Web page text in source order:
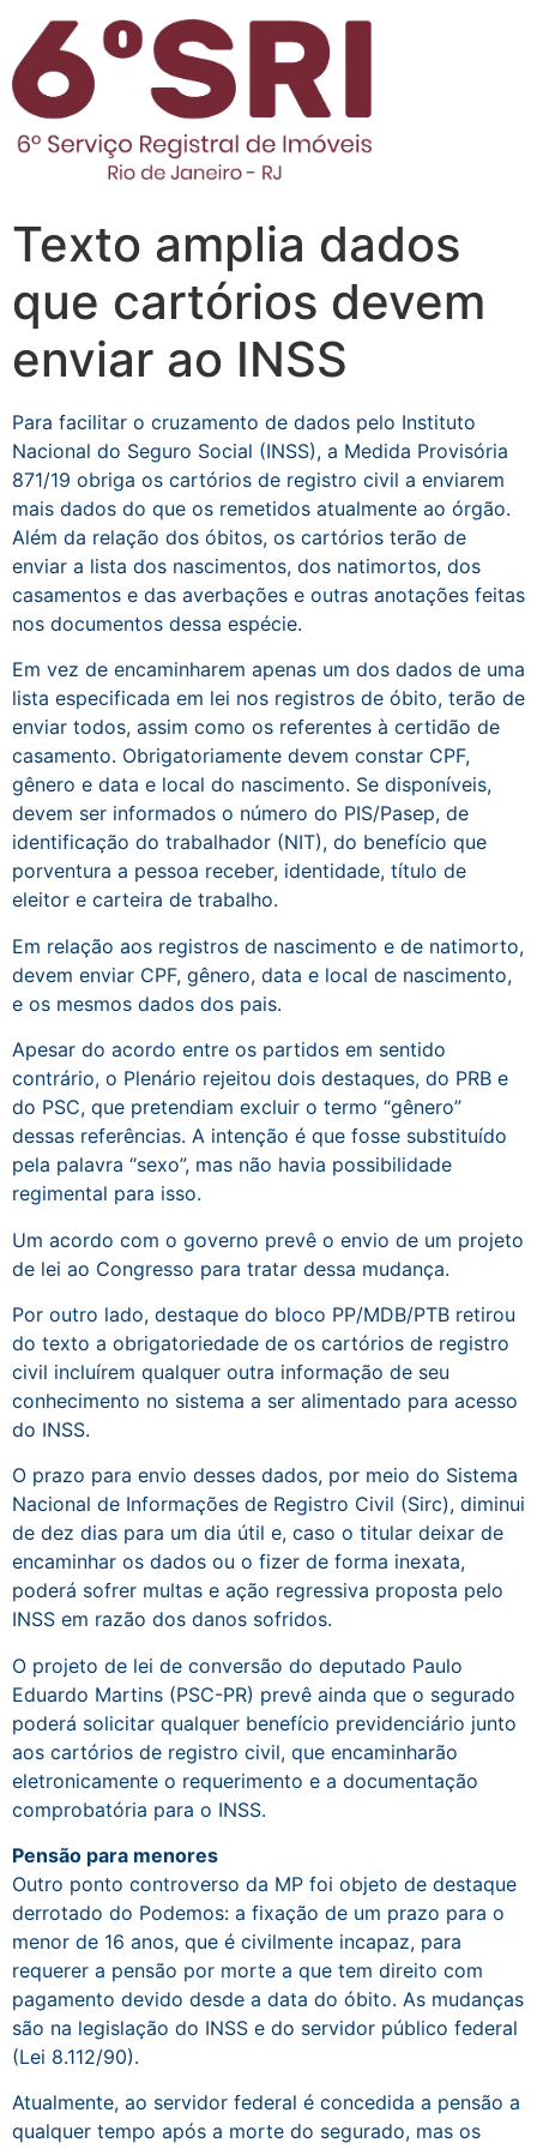
Texto amplia dados
que cartórios devem
enviar ao INSS
Para facilitar o cruzamento de dados pelo Instituto
Nacional do Seguro Social (INSS), a Medida Provisória
871/19 obriga os cartórios de registro civil a enviarem
mais dados do que os remetidos atualmente ao órgão.
Além da relação dos óbitos, os cartórios terão de
enviar a lista dos nascimentos, dos natimortos, dos
casamentos e das averbações e outras anotações feitas
nos documentos dessa espécie.
Em vez de encaminharem apenas um dos dados de uma
lista especificada em lei nos registros de óbito, terão de
enviar todos, assim como os referentes à certidão de
casamento. Obrigatoriamente devem constar CPF,
gênero e data e local do nascimento. Se disponíveis,
devem ser informados o número do PIS/Pasep, de
identificação do trabalhador (NIT), do benefício que
porventura a pessoa receber, identidade, título de
eleitor e carteira de trabalho.
Em relação aos registros de nascimento e de natimorto,
devem enviar CPF, gênero, data e local de nascimento,
e os mesmos dados dos pais.
Apesar do acordo entre os partidos em sentido
contrário, o Plenário rejeitou dois destaques, do PRB e
do PSC, que pretendiam excluir o termo “gênero”
dessas referências. A intenção é que fosse substituído
pela palavra “sexo”, mas não havia possibilidade
regimental para isso.
Um acordo com o governo prevê o envio de um projeto
de lei ao Congresso para tratar dessa mudança.
Por outro lado, destaque do bloco PP/MDB/PTB retirou
do texto a obrigatoriedade de os cartórios de registro
civil incluírem qualquer outra informação de seu
conhecimento no sistema a ser alimentado para acesso
do INSS.
O prazo para envio desses dados, por meio do Sistema
Nacional de Informações de Registro Civil (Sirc), diminui
de dez dias para um dia útil e, caso o titular deixar de
encaminhar os dados ou o fizer de forma inexata,
poderá sofrer multas e ação regressiva proposta pelo
INSS em razão dos danos sofridos.
O projeto de lei de conversão do deputado Paulo
Eduardo Martins (PSC-PR) prevê ainda que o segurado
poderá solicitar qualquer benefício previdenciário junto
aos cartórios de registro civil, que encaminharão
eletronicamente o requerimento e a documentação
comprobatória para o INSS.
Pensão para menores
Outro ponto controverso da MP foi objeto de destaque
derrotado do Podemos: a fixação de um prazo para o
menor de 16 anos, que é civilmente incapaz, para
requerer a pensão por morte a que tem direito com
pagamento devido desde a data do óbito. As mudanças
são na legislação do INSS e do servidor público federal
(Lei 8.112/90).
Atualmente, ao servidor federal é concedida a pensão a
qualquer tempo após a morte do segurado, mas os